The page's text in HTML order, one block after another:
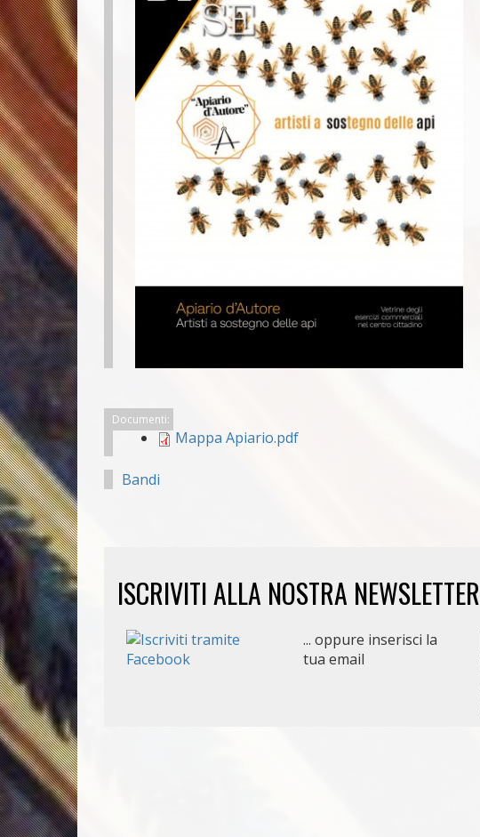
Documenti:
Mappa Apiario.pdf
Bandi
ISCRIVITI ALLA NOSTRA NEWSLETTER
... oppure inserisci la
tua email